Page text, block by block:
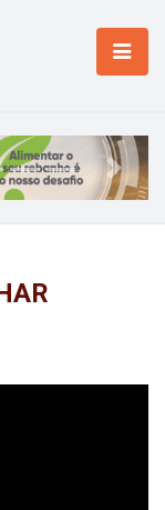
Next